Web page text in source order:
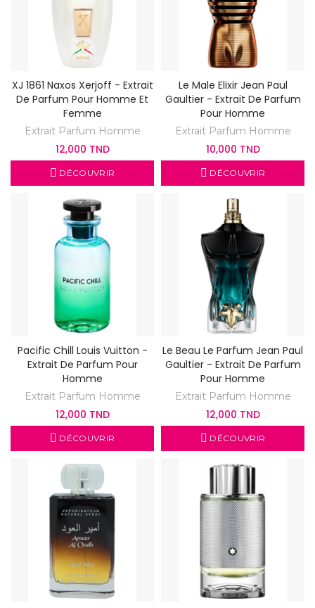
XJ 1861 Naxos Xerjoff - Extrait
De Parfum Pour Homme Et
Femme
Extrait Parfum Homme
12,000 TND
DÉCOUVRIR
Le Male Elixir Jean Paul
Gaultier - Extrait De Parfum
Pour Homme
Extrait Parfum Homme
10,000 TND
DÉCOUVRIR
Pacific Chill Louis Vuitton -
Extrait De Parfum Pour
Homme
Extrait Parfum Homme
12,000 TND
DÉCOUVRIR
Le Beau Le Parfum Jean Paul
Gaultier - Extrait De Parfum
Pour Homme
Extrait Parfum Homme
12,000 TND
DÉCOUVRIR